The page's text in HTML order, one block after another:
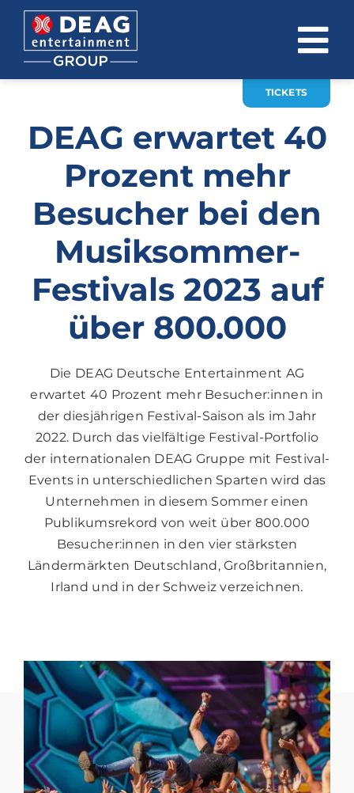
Zum
Inhalt
springen
INVESTOR RELATIONS
EVENTS
KARRIERE
KONTAKT
News
EN
TICKETS
DEAG erwartet 40
Prozent mehr
Besucher bei den
Musiksommer-
Festivals 2023 auf
über 800.000
Die DEAG Deutsche Entertainment AG
erwartet 40 Prozent mehr Besucher:innen in
der diesjährigen Festival-Saison als im Jahr
2022. Durch das vielfältige Festival-Portfolio
der internationalen DEAG Gruppe mit Festival-
Events in unterschiedlichen Sparten wird das
Unternehmen in diesem Sommer einen
Publikumsrekord von weit über 800.000
Besucher:innen in den vier stärksten
Ländermärkten Deutschland, Großbritannien,
Irland und in der Schweiz verzeichnen.